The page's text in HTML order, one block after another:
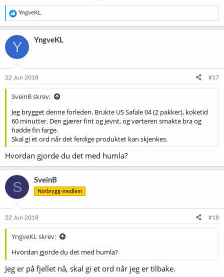
R
e
a
k
s
o
e
YngveKL
Y YngveKL
22 Jun 2018 #17
SveinB skrev:
Jeg brygget denne forleden. Brukte US Safale 04 (2 pakker), koketid
60 minutter. Den gjærer fint og jevnt, og vørteren smakte bra og
hadde fin farge.
Skal gi et ord når det ferdige produktet kan skjenkes.
Hvordan gjorde du det med humla?
S SveinB
Norbrygg-medlem
22 Jun 2018 #18
YngveKL skrev:
Hvordan gjorde du det med humla?
Jeg er på fjellet nå, skal gi et ord når jeg er tilbake.